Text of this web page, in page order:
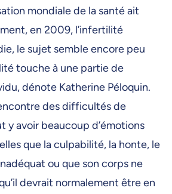
mondiale de la santé ait
en 2009, l’infertilité
le sujet semble encore peu
touche à une partie de
dénote Katherine Péloquin.
des difficultés de
y avoir beaucoup d’émotions
que la culpabilité, la honte, le
ou que son corps ne
devrait normalement être en